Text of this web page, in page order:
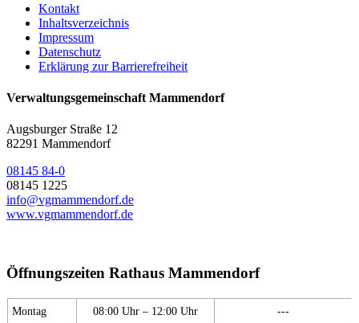
Kontakt
Inhaltsverzeichnis
Impressum
Datenschutz
Erklärung zur Barrierefreiheit
Verwaltungsgemeinschaft Mammendorf
Augsburger Straße 12
82291 Mammendorf
08145 84-0
08145 1225
info@vgmammendorf.de
www.vgmammendorf.de
Öffnungszeiten Rathaus Mammendorf
Montag 08:00 Uhr – 12:00 Uhr ---